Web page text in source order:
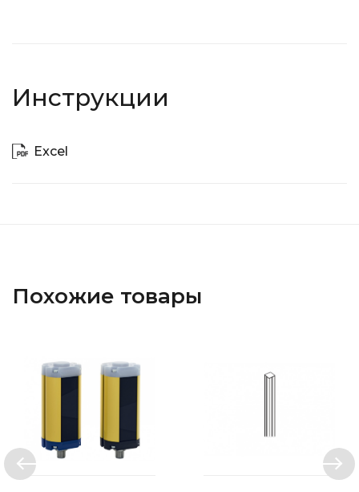
Инструкции
Excel
Похожие товары